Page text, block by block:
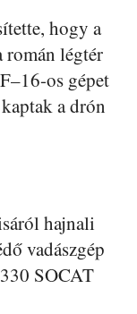
hogy a
román légtér
os gépet
a drón
hajnali
vadászgép
SOCAT